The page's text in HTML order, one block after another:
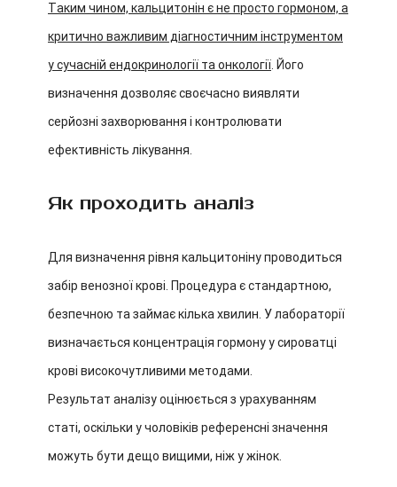
Таким чином, кальцитонін є не просто гормоном, а
критично важливим діагностичним інструментом
у сучасній ендокринології та онкології . Його
визначення дозволяє своєчасно виявляти
серйозні захворювання і контролювати
ефективність лікування.
Як проходить аналіз
Для визначення рівня кальцитоніну проводиться
забір венозної крові. Процедура є стандартною,
безпечною та займає кілька хвилин. У лабораторії
визначається концентрація гормону у сироватці
крові високочутливими методами.
Результат аналізу оцінюється з урахуванням
статі, оскільки у чоловіків референсні значення
можуть бути дещо вищими, ніж у жінок.